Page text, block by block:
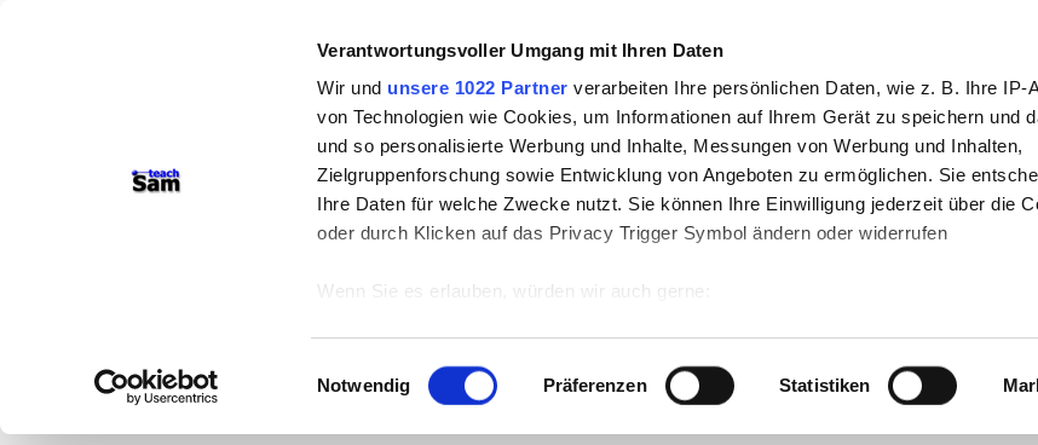
Verantwortungsvoller Umgang mit Ihren Daten
Wir und unsere 1022 Partner verarbeiten Ihre persönlichen Daten, wie z. B. Ihre IP-
von Technologien wie Cookies, um Informationen auf Ihrem Gerät zu speichern und
und so personalisierte Werbung und Inhalte, Messungen von Werbung und Inhalten,
Zielgruppenforschung sowie Entwicklung von Angeboten zu ermöglichen. Sie
Ihre Daten für welche Zwecke nutzt. Sie können Ihre Einwilligung jederzeit über die
oder durch Klicken auf das Privacy Trigger Symbol ändern oder widerrufen
Wenn Sie es erlauben, würden wir auch gerne:
Ihr Gerät durch aktives Scannen nach bestimmten Merkmalen (Fingerprinting)
Erfahren Sie mehr darüber, wie Ihre persönlichen Daten verarbeitet werden, und
Präferenzen imAbschnitt Einzelheitenfest.
Einwilligungsauswahl
Notwendig Präferenzen Statistiken
teachSam- Arbeitsbereiche:
Arbeitstechniken-Deutsch- Geschichte-Politik -Pädagogik-
-Methodik und Didaktik-Projekte-So navigiert man
So sucht man auf teachSam-teachSam braucht Werbung
Bausteine